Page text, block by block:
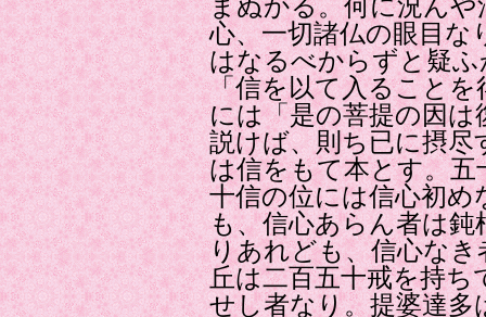
まぬかる。何に況んや
心、一切諸仏の眼目な
はなるべからずと疑
「信を以て入ることを
には「是の菩提の因は
説けば、則ち已に摂尽
は信をもて本とす。
十信の位には信心初
も、信心あらん者は
りあれども、信心なき
丘は二百五十戒を持ち
せし者なり。提婆達多